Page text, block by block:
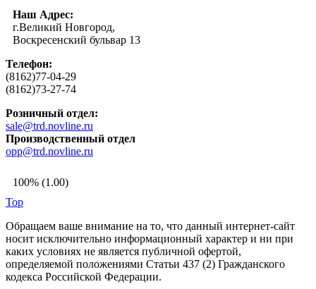
Наш Адрес:
г.Великий Новгород,
Воскресенский бульвар 13
Телефон:
(8162)77-04-29
(8162)73-27-74
Розничный отдел:
sale@trd.novline.ru
Производственный отдел
opp@trd.novline.ru
100% (1.00)
Top
Обращаем ваше внимание на то, что данный интернет-сайт
носит исключительно информационный характер и ни при
каких условиях не является публичной офертой,
определяемой положениями Статьи 437 (2) Гражданского
кодекса Российской Федерации.